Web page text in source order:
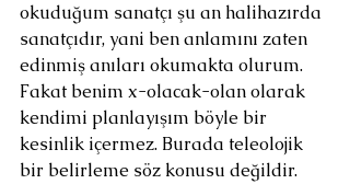
okuduğum sanatçı şu an halihazırda
sanatçıdır, yani ben anlamını zaten
edinmiş anıları okumakta olurum.
Fakat benim x-olacak-olan olarak
kendimi planlayışım böyle bir
kesinlik içermez. Burada teleolojik
bir belirleme söz konusu değildir.